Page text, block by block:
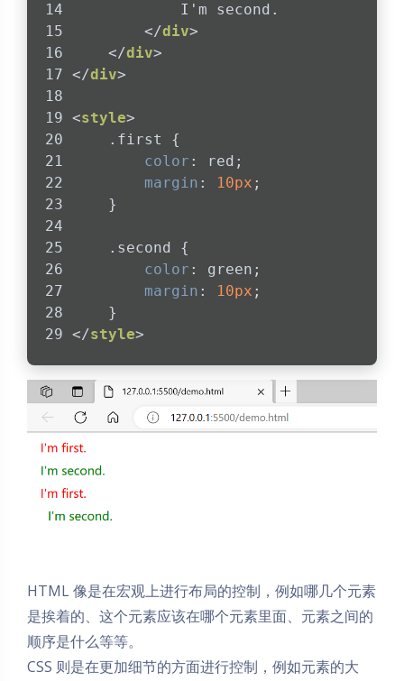
            I'm second.
</div>
</div>
</div>
<style>
.first
{
color : red;
margin : 10px ;
    }
.second
{
color : green;
margin : 10px ;
    }
</style>
HTML 像是在宏观上进行布局的控制，例如哪几个元素
是挨着的、这个元素应该在哪个元素里面、元素之间的
顺序是什么等等。
CSS 则是在更加细节的方面进行控制，例如元素的大